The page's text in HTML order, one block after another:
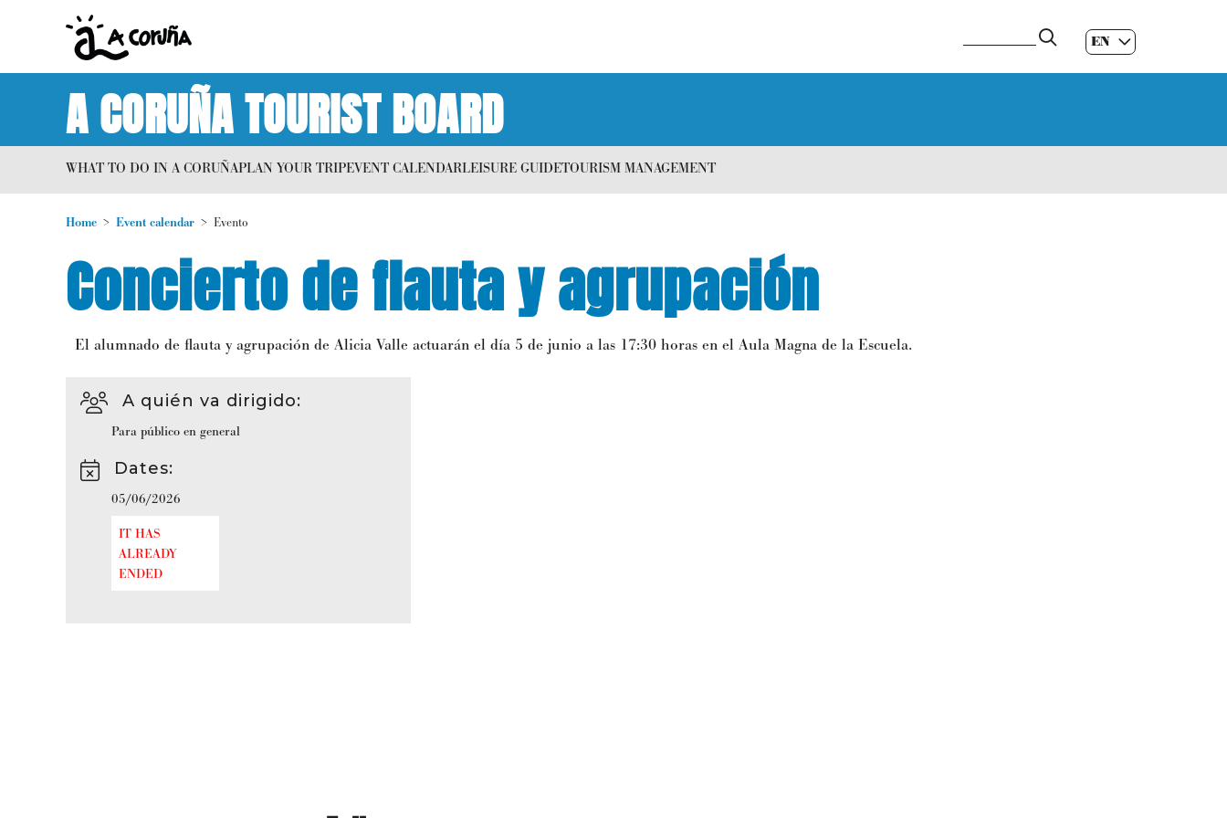
EN
ES|
GL|
A CORUÑA TOURIST BOARD
WHAT TO DO IN A CORUÑAPLAN YOUR TRIPEVENT CALENDARLEISURE GUIDETOURISM MANAGEMENT
Home Event calendar Evento
Concierto de flauta y agrupación
El alumnado de flauta y agrupación de Alicia Valle actuarán el día 5 de junio a las 17:30 horas en el Aula Magna de la Escuela.
A quién va dirigido:
Para público en general
Dates:
05/06/2026
IT HAS
ALREADY
ENDED